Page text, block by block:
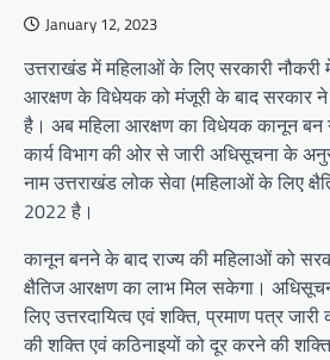
January 12, 2023
उत्तराखंड में महिलाओं के लिए सरकारी नौकरी
आरक्षण के विधेयक को मंजूरी के बाद सरकार ने
है। अब महिला आरक्षण का विधेयक कानून बन
कार्य विभाग की ओर से जारी अधिसूचना के
नाम उत्तराखंड लोक सेवा (महिलाओं के लिए
2022 है।
कानून बनने के बाद राज्य की महिलाओं को
क्षैतिज आरक्षण का लाभ मिल सकेगा।
लिए उत्तरदायित्व एवं शक्ति, प्रमाण पत्र
की शक्ति एवं कठिनाइयों को दूर करने की